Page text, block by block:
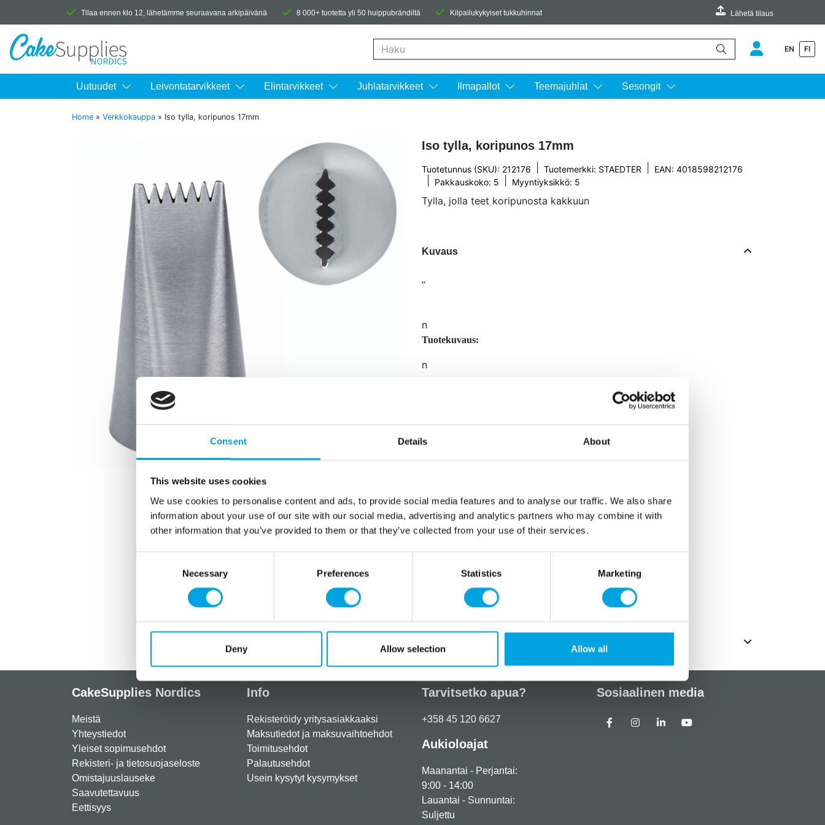
Consent Details About
This website uses cookies
We use cookies to personalise content and ads, to provide social media features and to analyse our traffic. We also share
information about your use of our site with our social media, advertising and analytics partners who may combine it with
other information that you’ve provided to them or that they’ve collected from your use of their services.
Necessary Preferences Statistics Marketing
Deny Allow selection Allow all
Tilaa ennen klo 12, lähetämme seuraavana arkipäivänä 8 000+ tuotetta yli 50 huippubrändiltä Kilpailukykyiset tukkuhinnat Lähetä tilaus
EN FI
Uutuudet Leivontatarvikkeet Elintarvikkeet Juhlatarvikkeet Ilmapallot Teemajuhlat Sesongit
Home » Verkkokauppa » Iso tylla, koripunos 17mm
Iso tylla, koripunos 17mm
Tuotetunnus (SKU): 212176 Tuotemerkki: STAEDTER EAN: 4018598212176
Pakkauskoko: 5 Myyntiyksikkö: 5
Tylla, jolla teet koripunosta kakkuun
Kuvaus
”
n
Tuotekuvaus:
n
n
sopii yhteen Städterin ison liittimen kanssa
n
sopii Wiltonin ison liittimen kanssa
n
CakeSupplies Nordics
Meistä
Yhteystiedot
Yleiset sopimusehdot
Rekisteri- ja tietosuojaseloste
Omistajuuslauseke
Saavutettavuus
Eettisyys
Info
Rekisteröidy yritysasiakkaaksi
Maksutiedot ja maksuvaihtoehdot
Toimitusehdot
Palautusehdot
Usein kysytyt kysymykset
Tarvitsetko apua?
+358 45 120 6627
Aukioloajat
Maanantai - Perjantai:
9:00 - 14:00
Lauantai - Sunnuntai:
Suljettu
Sosiaalinen media